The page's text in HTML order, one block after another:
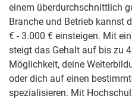
einem überdurchschnittlich
Branche und Betrieb kannst
€ - 3.000 € einsteigen. Mit
steigt das Gehalt auf bis zu
Möglichkeit, deine
oder dich auf einen
spezialisieren. Mit